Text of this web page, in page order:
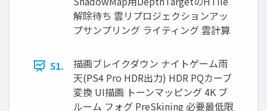
解除待ち 雲リプロジェクションアッ
プサンプリング ライティング 雲計算
51.
描画ブレイクダウン ナイトゲーム雨
天(PS4 Pro HDR出力) HDR PQカーブ
変換 UI描画 トーンマッピング 4K ブ
ルーム フォグ PreSkining 必要最低限